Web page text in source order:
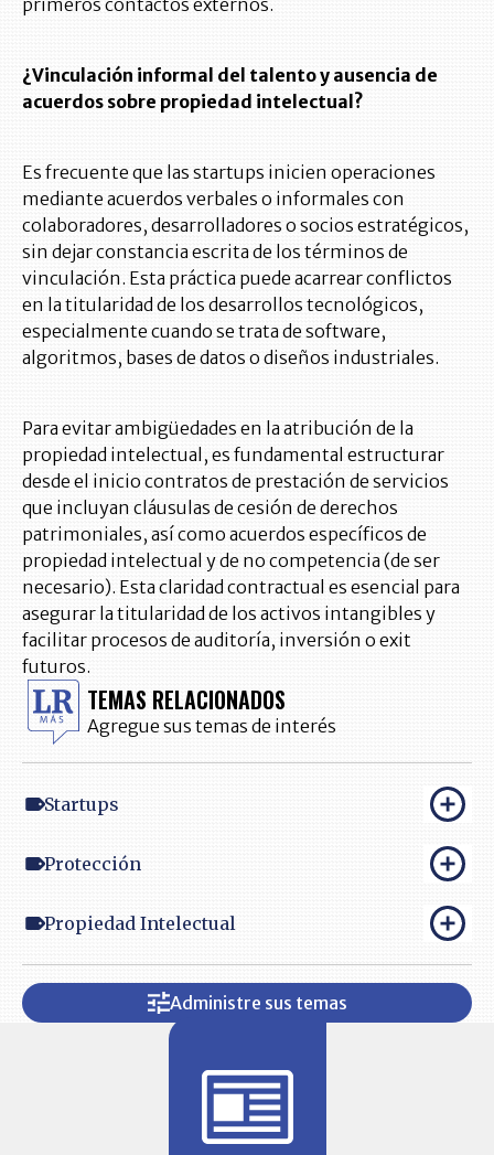
primeros contactos externos.
¿Vinculación informal del talento y ausencia de
acuerdos sobre propiedad intelectual?
Es frecuente que las startups inicien operaciones
mediante acuerdos verbales o informales con
colaboradores, desarrolladores o socios estratégicos,
sin dejar constancia escrita de los términos de
vinculación. Esta práctica puede acarrear conflictos
en la titularidad de los desarrollos tecnológicos,
especialmente cuando se trata de software,
algoritmos, bases de datos o diseños industriales.
Para evitar ambigüedades en la atribución de la
propiedad intelectual, es fundamental estructurar
desde el inicio contratos de prestación de servicios
que incluyan cláusulas de cesión de derechos
patrimoniales, así como acuerdos específicos de
propiedad intelectual y de no competencia (de ser
necesario). Esta claridad contractual es esencial para
asegurar la titularidad de los activos intangibles y
facilitar procesos de auditoría, inversión o exit
futuros.
TEMAS RELACIONADOS
Agregue sus temas de interés
Startups
Protección
Propiedad Intelectual
Administre sus temas